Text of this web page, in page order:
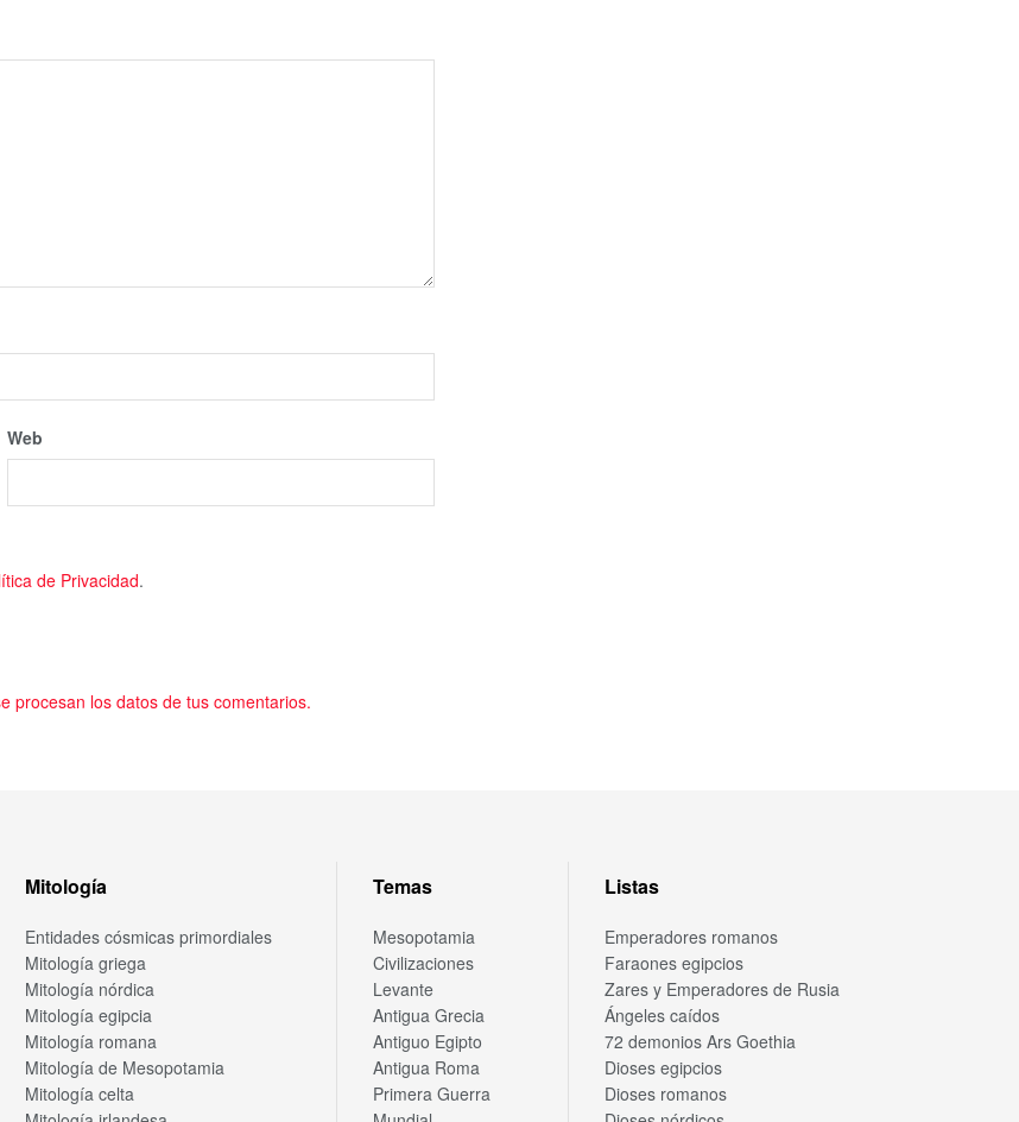
Web
de Privacidad.
procesan los datos de tus comentarios.
Mitología
Entidades cósmicas primordiales
Mitología griega
Mitología nórdica
Mitología egipcia
Mitología romana
Mitología de Mesopotamia
Mitología celta
Temas
Mesopotamia
Civilizaciones
Levante
Antigua Grecia
Antiguo Egipto
Antigua Roma
Primera Guerra
Listas
Emperadores romanos
Faraones egipcios
Zares y Emperadores de Rusia
Ángeles caídos
72 demonios Ars Goethia
Dioses egipcios
Dioses romanos